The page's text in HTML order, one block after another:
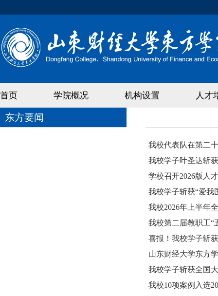
首页 学院概况 机构设置 人才
东方要闻
我校代表队在第二
我校学子叶圣达斩
学校召开2026版人
我校学子斩获“爱我
我校2026年上半年
我校第二届教职工“
喜报！我校学子斩
山东财经大学东方
我校学子斩获全国
我校10项案例入选